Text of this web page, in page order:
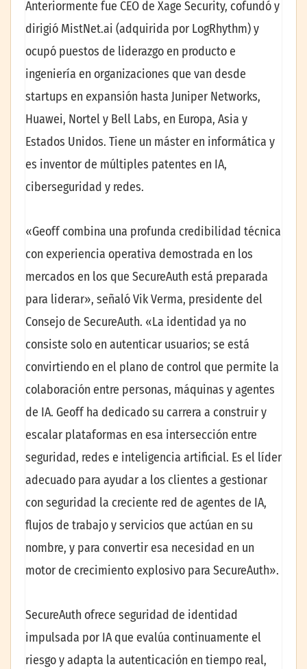
Anteriormente fue CEO de Xage Security, cofundó y
dirigió MistNet.ai (adquirida por LogRhythm) y
ocupó puestos de liderazgo en producto e
ingeniería en organizaciones que van desde
startups en expansión hasta Juniper Networks,
Huawei, Nortel y Bell Labs, en Europa, Asia y
Estados Unidos. Tiene un máster en informática y
es inventor de múltiples patentes en IA,
ciberseguridad y redes.
«Geoff combina una profunda credibilidad técnica
con experiencia operativa demostrada en los
mercados en los que SecureAuth está preparada
para liderar», señaló Vik Verma, presidente del
Consejo de SecureAuth. «La identidad ya no
consiste solo en autenticar usuarios; se está
convirtiendo en el plano de control que permite la
colaboración entre personas, máquinas y agentes
de IA. Geoff ha dedicado su carrera a construir y
escalar plataformas en esa intersección entre
seguridad, redes e inteligencia artificial. Es el líder
adecuado para ayudar a los clientes a gestionar
con seguridad la creciente red de agentes de IA,
flujos de trabajo y servicios que actúan en su
nombre, y para convertir esa necesidad en un
motor de crecimiento explosivo para SecureAuth».
SecureAuth ofrece seguridad de identidad
impulsada por IA que evalúa continuamente el
riesgo y adapta la autenticación en tiempo real,